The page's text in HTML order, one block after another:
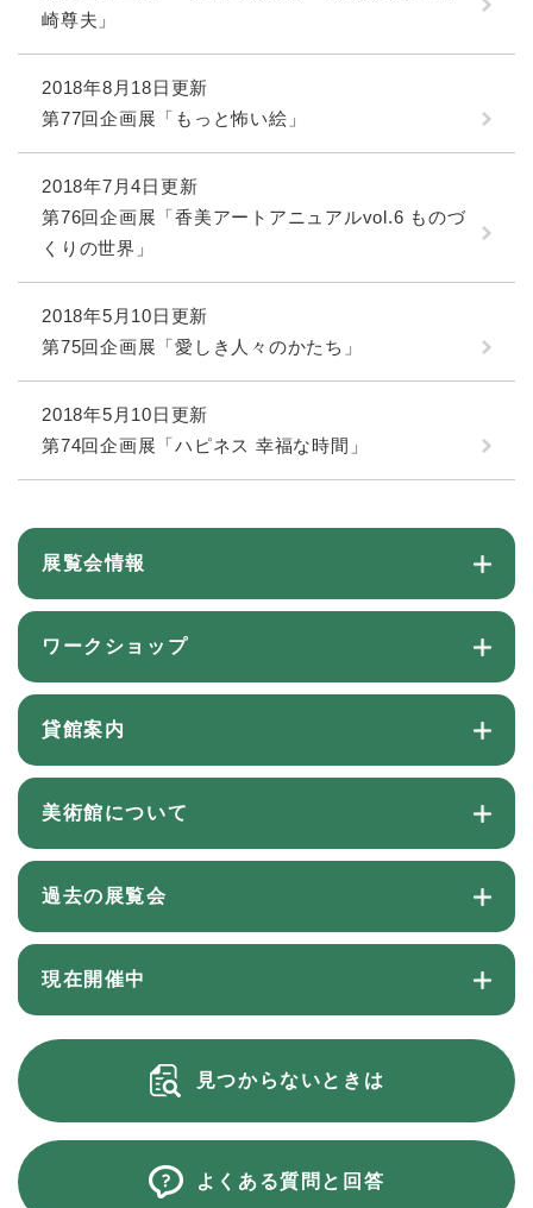
崎尊夫」
2018年8月18日更新
第77回企画展「もっと怖い絵」
2018年7月4日更新
第76回企画展「香美アートアニュアルvol.6 ものづ
くりの世界」
2018年5月10日更新
第75回企画展「愛しき人々のかたち」
2018年5月10日更新
第74回企画展「ハピネス 幸福な時間」
展覧会情報
ワークショップ
貸館案内
美術館について
過去の展覧会
現在開催中
見つからないときは
よくある質問と回答